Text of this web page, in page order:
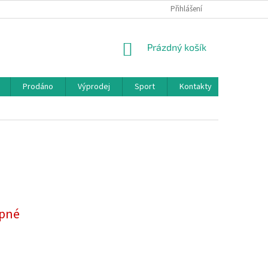
Přihlášení
NÁKUPNÍ
Prázdný košík
Prodáno Výprodej Sport
Kontakty